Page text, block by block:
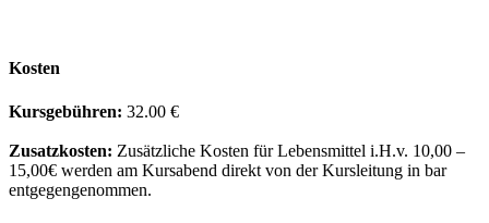
Kosten
Kursgebühren: 32.00 €
Zusatzkosten: Zusätzliche Kosten für Lebensmittel i.H.v. 10,00 –
15,00€ werden am Kursabend direkt von der Kursleitung in bar
entgegengenommen.